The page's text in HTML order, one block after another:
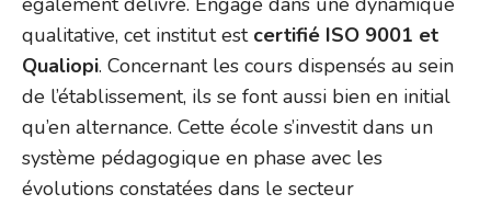
qualitative, cet institut est certifié ISO 9001 et
Qualiopi. Concernant les cours dispensés au sein
de l’établissement, ils se font aussi bien en initial
qu’en alternance. Cette école s’investit dans un
système pédagogique en phase avec les
évolutions constatées dans le secteur